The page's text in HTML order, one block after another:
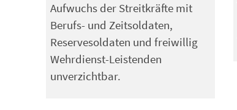
Aufwuchs der Streitkräfte mit
Berufs- und Zeitsoldaten,
Reservesoldaten und freiwillig
Wehrdienst-Leistenden
unverzichtbar.